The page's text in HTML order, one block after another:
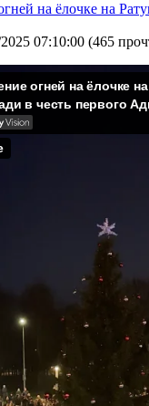
на ёлочке на
07:10:00 (465